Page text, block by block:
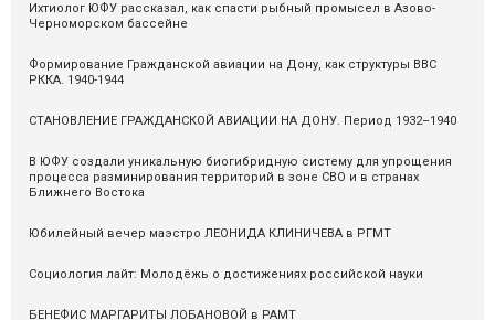
Ихтиолог ЮФУ рассказал, как спасти рыбный промысел в Азово-
Черноморском бассейне
Формирование Гражданской авиации на Дону, как структуры ВВС
РККА. 1940-1944
СТАНОВЛЕНИЕ ГРАЖДАНСКОЙ АВИАЦИИ НА ДОНУ. Период 1932–1940
В ЮФУ создали уникальную биогибридную систему для упрощения
процесса разминирования территорий в зоне СВО и в странах
Ближнего Востока
Юбилейный вечер маэстро ЛЕОНИДА КЛИНИЧЕВА в РГМТ
Социология лайт: Молодёжь о достижениях российской науки
БЕНЕФИС МАРГАРИТЫ ЛОБАНОВОЙ в РАМТ